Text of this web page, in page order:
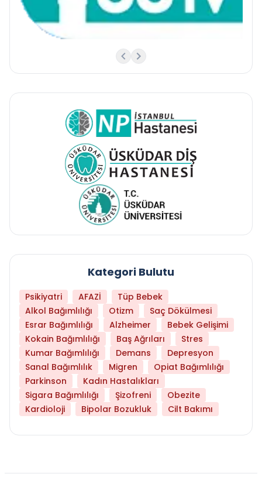
Kategori Bulutu
Psikiyatri AFAZİ
Tüp Bebek
Alkol Bağımlılığı
Otizm
Saç Dökülmesi
Esrar Bağımlılığı
Alzheimer
Bebek Gelişimi
Kokain Bağımlılığı
Baş Ağrıları
Stres
Kumar Bağımlılığı
Demans
Depresyon
Sanal Bağımlılık
Migren
Opiat Bağımlılığı
Parkinson
Kadın Hastalıkları
Sigara Bağımlılığı
Şizofreni
Obezite
Kardioloji
Bipolar Bozukluk Cilt Bakımı